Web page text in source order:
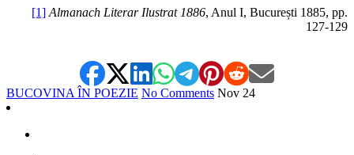
[1] Almanach Literar Ilustrat 1886, Anul I, București 1885, pp.
127-129
BUCOVINA ÎN POEZIE No Comments Nov 24